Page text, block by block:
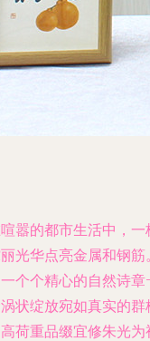
嚣的都市生活中，
光华点亮金属和钢
个个精心的自然诗
状绽放宛如真实的
荷重品缀宜修朱光